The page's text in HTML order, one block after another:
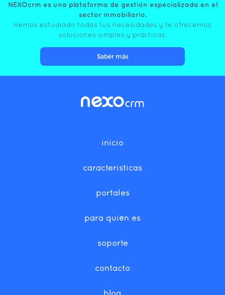
NEXOcrm es una plataforma de gestión especializada en el
sector inmobiliario.
Hemos estudiado todas tus necesidades y te ofrecemos
soluciones simples y prácticas.
Sabér más
inicio
características
portales
para quién es
soporte
contacto
blog